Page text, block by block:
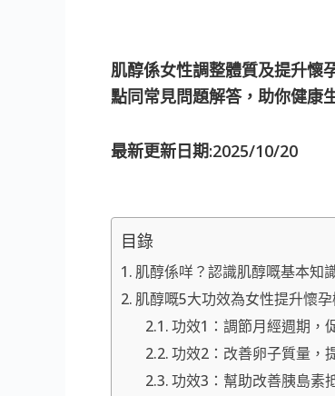
肌醇係女性調整體質及提升懷
點同常見問題解答，助你健康
最新更新日期:2025/10/20
目錄
肌醇係咩？認識肌醇嘅基本知
肌醇嘅5大功效為女性提升懷
功效1：調節月經週期，
功效2：改善卵子質量，
功效3：幫助改善胰島素